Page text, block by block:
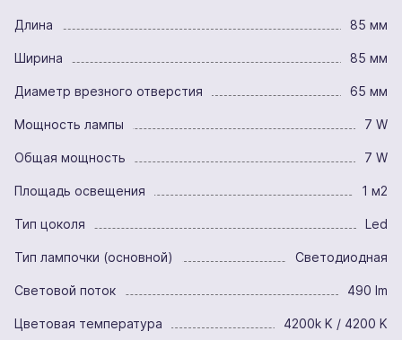
Длина 85 мм
Ширина 85 мм
Диаметр врезного отверстия 65 мм
Мощность лампы 7 W
Общая мощность 7 W
Площадь освещения 1 м2
Тип цоколя Led
Тип лампочки (основной) Светодиодная
Световой поток 490 lm
Цветовая температура 4200k K / 4200 K